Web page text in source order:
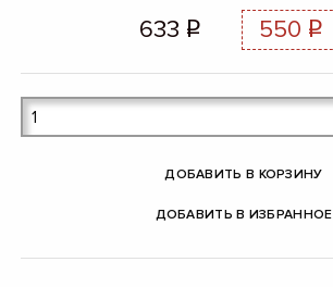
633 q 550 q
ДОБАВИТЬ В КОРЗИНУ
ДОБАВИТЬ В ИЗБРАННОЕ